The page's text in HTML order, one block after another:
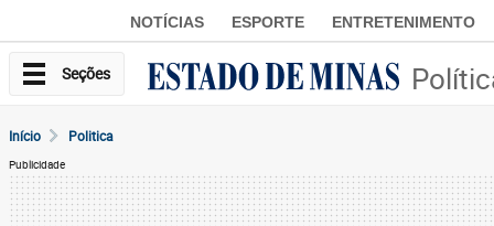
NOTÍCIAS ESPORTE ENTRETENIMENTO
Seções
Início Politica
Publicidade